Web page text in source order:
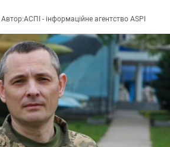
Автор:АСПІ - інформаційне агентство ASPI
#ДФС #Київ #коронавірус